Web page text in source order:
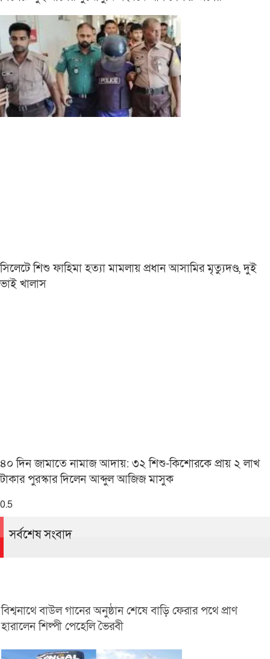
সিলেটে শিশু ফাহিমা হত্যা মামলায় প্রধান আসামির মৃত্যুদণ্ড, দুই
ভাই খালাস
৪০ দিন জামাতে নামাজ আদায়: ৩২ শিশু-কিশোরকে প্রায় ২ লাখ
টাকার পুরস্কার দিলেন আব্দুল আজিজ মাসুক
সর্বশেষ সংবাদ
বিশ্বনাথে বাউল গানের অনুষ্ঠান শেষে বাড়ি ফেরার পথে প্রাণ
হারালেন শিল্পী পেহেলি ভৈরবী